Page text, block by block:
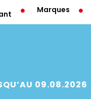
à 10:00 Marques
09.08.2026